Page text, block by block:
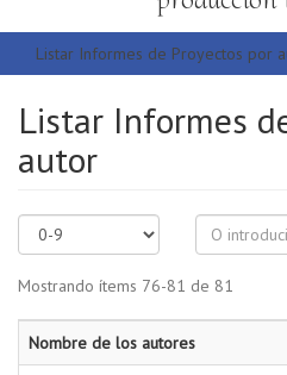
Listar Informes de Proyectos por
Listar Informes
autor
Mostrando ítems 76-81 de 81
Nombre de los autores